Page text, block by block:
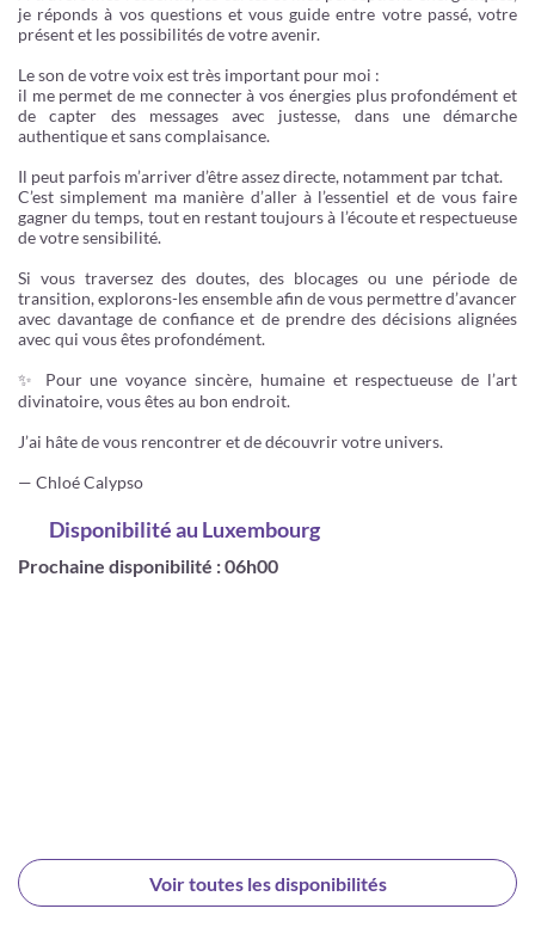
je réponds à vos questions et vous guide entre votre passé, votre
présent et les possibilités de votre avenir.
Le son de votre voix est très important pour moi :
il me permet de me connecter à vos énergies plus profondément et
de capter des messages avec justesse, dans une démarche
authentique et sans complaisance.
Il peut parfois m’arriver d’être assez directe, notamment par tchat.
C’est simplement ma manière d’aller à l’essentiel et de vous faire
gagner du temps, tout en restant toujours à l’écoute et respectueuse
de votre sensibilité.
Si vous traversez des doutes, des blocages ou une période de
transition, explorons-les ensemble afin de vous permettre d’avancer
avec davantage de confiance et de prendre des décisions alignées
avec qui vous êtes profondément.
✨ Pour une voyance sincère, humaine et respectueuse de l’art
divinatoire, vous êtes au bon endroit.
J’ai hâte de vous rencontrer et de découvrir votre univers.
— Chloé Calypso
Disponibilitéau Luxembourg
Prochaine disponibilité : 06h00
Voir toutes les disponibilités